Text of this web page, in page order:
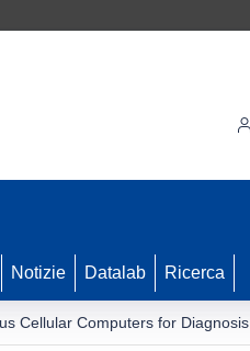
Notizie Datalab Ricerca
Cellular Computers for Diagnosis